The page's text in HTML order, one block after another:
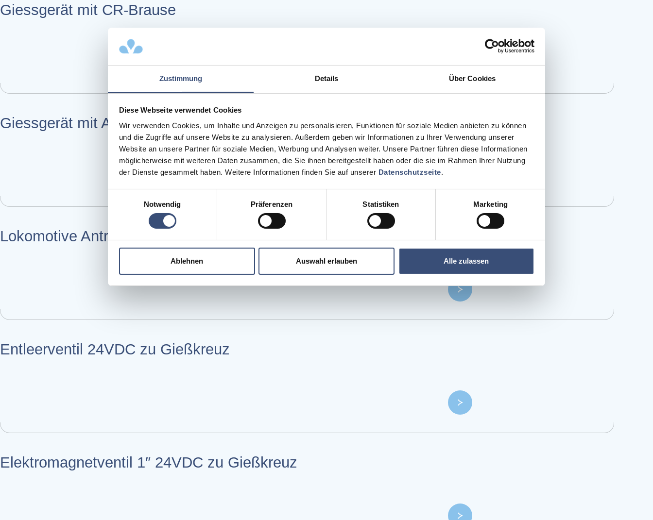
Zustimmung Details Über Cookies
Diese Webseite verwendet Cookies
Wir verwenden Cookies, um Inhalte und Anzeigen zu personalisieren, Funktionen für soziale Medien anbieten zu können
und die Zugriffe auf unsere Website zu analysieren. Außerdem geben wir Informationen zu Ihrer Verwendung unserer
Website an unsere Partner für soziale Medien, Werbung und Analysen weiter. Unsere Partner führen diese Informationen
möglicherweise mit weiteren Daten zusammen, die Sie ihnen bereitgestellt haben oder die sie im Rahmen Ihrer Nutzung
der Dienste gesammelt haben. Weitere Informationen finden Sie auf unserer Datenschutzseite.
Notwendig
Präferenzen Statistiken Marketing
Ablehnen Auswahl erlauben Alle zulassen
Giessgerät mit CR-Brause
Giessgerät mit Alu-Fächerbrause
Lokomotive Antriebs­einheit LOK 3RSEM
Entleerventil 24VDC zu Gießkreuz
Elektromagnet­ventil 1″ 24VDC zu Gießkreuz